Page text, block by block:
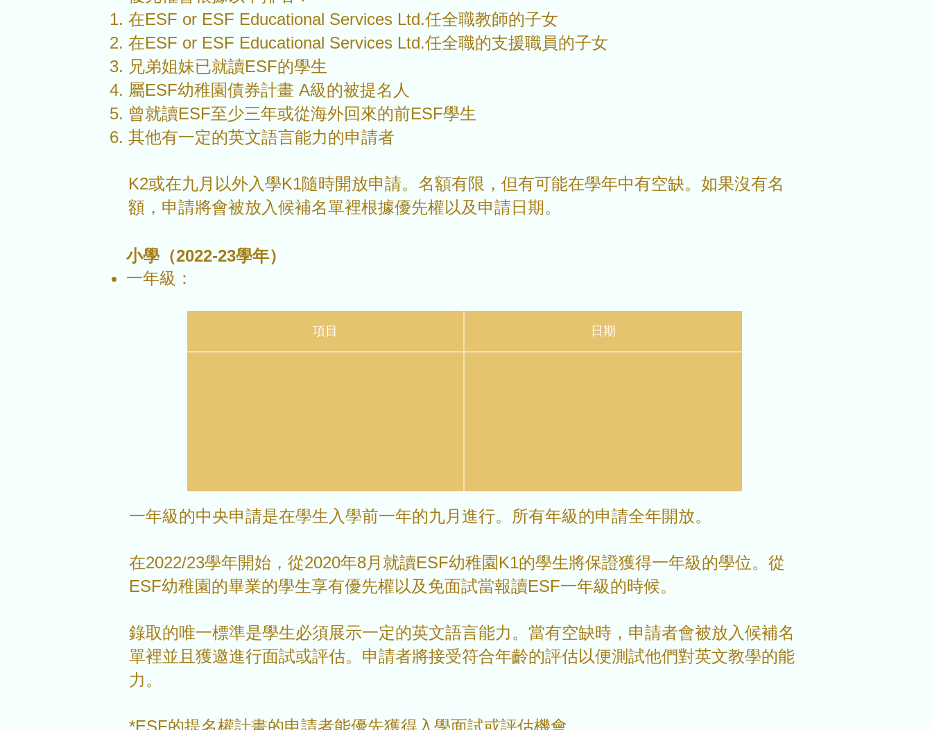
在ESF or ESF Educational Services Ltd.任全職教師的子女
在ESF or ESF Educational Services Ltd.任全職的支援職員的子女
兄弟姐妹已就讀ESF的學生
屬ESF幼稚園債券計畫 A級的被提名人
曾就讀ESF至少三年或從海外回來的前ESF學生
其他有一定的英文語言能力的申請者
K2或在九月以外入學K1隨時開放申請。名額有限，但有可能在學年中有空缺。如果沒有名
額，申請將會被放入候補名單裡根據優先權以及申請日期。
小學 （2022-23學年）
​一年級：
項目 日期
一年級的中央申請是在學生入學前一年的九月進行。所有年級的申請全年開放。
在2022/23學年開始，從2020年8月就讀ESF幼稚園K1的學生將保證獲得一年級的學位。從
ESF幼稚園的畢業的學生享有優先權以及免面試當報讀ESF一年級的時候。
錄取的唯一標準是學生必須展示一定的英文語言能力。當有空缺時，申請者會被放入候補名
單裡並且獲邀進行面試或評估。申請者將接受符合年齡的評估以便測試他們對英文教學的能
力。
*ESF的提名權計畫的申請者能優先獲得入學面試或評估機會。